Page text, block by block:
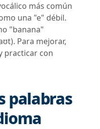
más común
una "e" débil.
"banana"
Para mejorar,
practicar con
palabras